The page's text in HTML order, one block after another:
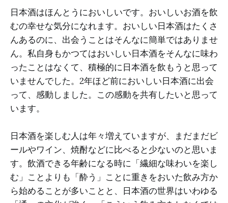
日本酒はほんとうにおいしいです。おいしいお酒を飲
むの幸せな気分になれます。おいしい日本酒はたくさ
んあるのに、出会うことはそんなに簡単ではありませ
ん。私自身もかつてはおいしい日本酒をそんなに味わ
ったことはなくて、積極的に日本酒を飲もうと思って
いませんでした。2年ほど前においしい日本酒に出会
って、感動しました。この感動を共有したいと思って
います。
日本酒を楽しむ人は年々増えていますが、まだまだビ
ールやワイン、焼酎などに比べると少ないのと思いま
す。飲酒できる年齢になる時に「繊細な味わいを楽し
む」ことよりも「酔う」ことに重きをおいた飲み方か
ら始めることが多いことと、日本酒の世界はいわゆる